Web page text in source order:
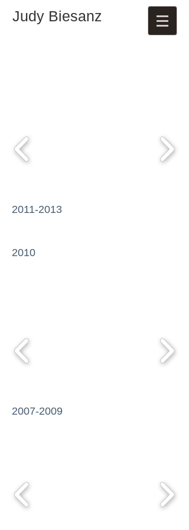
Judy Biesanz
2011-2013
2010
2007-2009